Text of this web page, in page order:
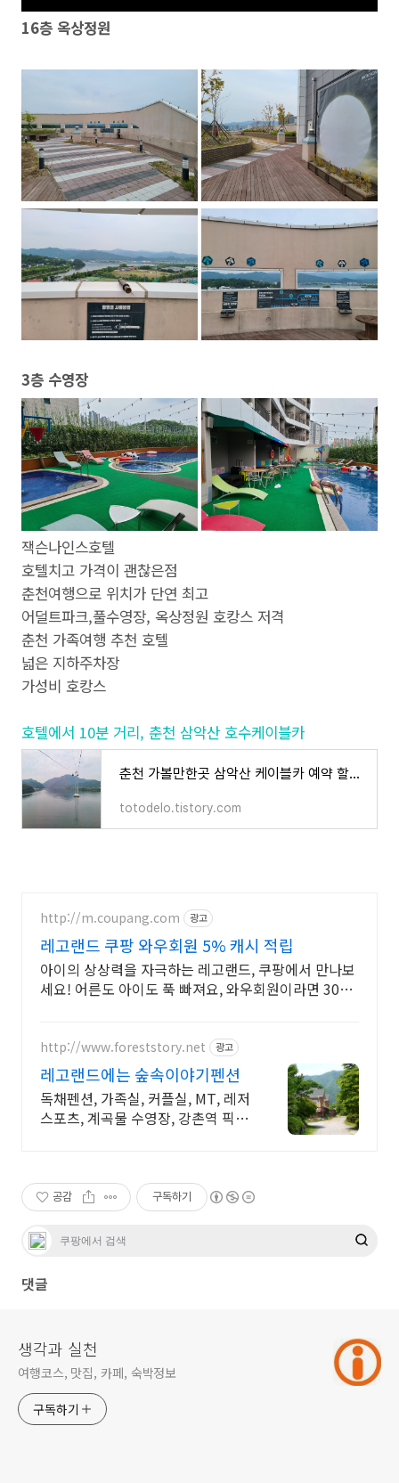
16층 옥상정원
3층 수영장
잭슨나인스호텔
호텔치고 가격이 괜찮은점
춘천여행으로 위치가 단연 최고
어덜트파크,풀수영장, 옥상정원 호캉스 저격
춘천 가족여행 추천 호텔
넓은 지하주차장
가성비 호캉스
호텔에서 10분 거리, 춘천 삼악산 호수케이블카
춘천 가볼만한곳 삼악산 케이블카 예약 할인팁 타는곳
totodelo.tistory.com
http://m.coupang.com 광고
레고랜드 쿠팡 와우회원 5% 캐시 적립
아이의 상상력을 자극하는 레고랜드, 쿠팡에서 만나보
세요! 어른도 아이도 푹 빠져요, 와우회원이라면 30일
http://www.foreststory.net 광고
레고랜드에는 숲속이야기펜션
독채펜션, 가족실, 커플실, MT, 레저
스포츠, 계곡물 수영장, 강촌역 픽업
공감 구독하기
댓글
생각과 실천
여행코스, 맛집, 카페, 숙박정보
구독하기